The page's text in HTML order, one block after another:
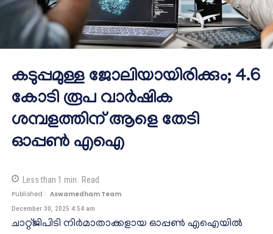
കടുപ്പമുള്ള ജോലിയായിരിക്കും; 4.6
കോടി രൂപ വാര്‍ഷിക
ശമ്പളത്തിന് ആളെ തേടി
ഓപ്പണ്‍ എഐ
Less than 1 min. Read
Published : Aswamedham Team
December 30, 2025 4:54 am
ചാറ്റ്ജിപിടി നിര്‍മാതാക്കളായ ഓപ്പണ്‍ എഐയില്‍